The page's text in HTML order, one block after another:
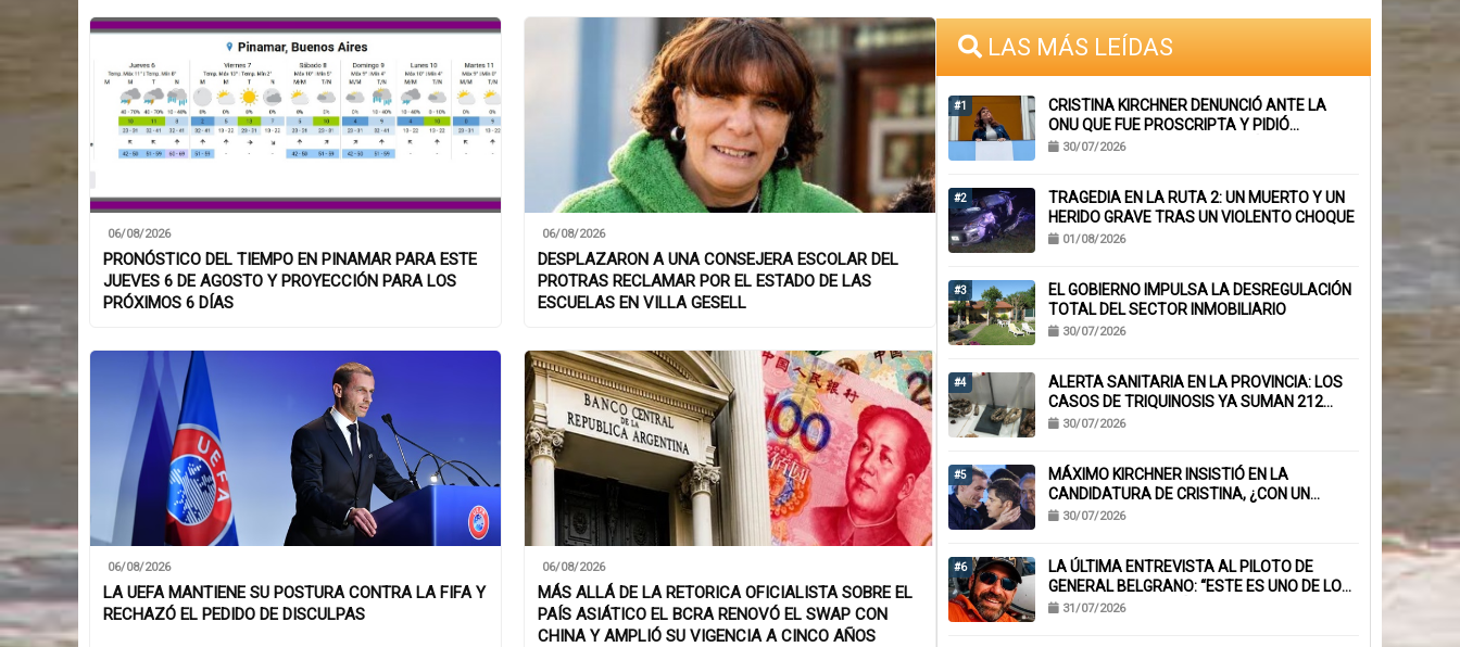
06/08/2026
PRONÓSTICO DEL TIEMPO EN PINAMAR PARA ESTE
JUEVES 6 DE AGOSTO Y PROYECCIÓN PARA LOS
PRÓXIMOS 6 DÍAS
06/08/2026
DESPLAZARON A UNA CONSEJERA ESCOLAR DEL
PROTRAS RECLAMAR POR EL ESTADO DE LAS
ESCUELAS EN VILLA GESELL
06/08/2026
LA UEFA MANTIENE SU POSTURA CONTRA LA FIFA Y
RECHAZÓ EL PEDIDO DE DISCULPAS
06/08/2026
MÁS ALLÁ DE LA RETORICA OFICIALISTA SOBRE EL
PAÍS ASIÁTICO EL BCRA RENOVÓ EL SWAP CON
CHINA Y AMPLIÓ SU VIGENCIA A CINCO AÑOS
LAS MÁS LEÍDAS
#1
CRISTINA KIRCHNER DENUNCIÓ ANTE LA
ONU QUE FUE PROSCRIPTA Y PIDIÓ
SUSPENDER SU INHABILITACIÓN PERPETUA
30/07/2026
#2
TRAGEDIA EN LA RUTA 2: UN MUERTO Y UN
HERIDO GRAVE TRAS UN VIOLENTO CHOQUE
01/08/2026
#3
EL GOBIERNO IMPULSA LA DESREGULACIÓN
TOTAL DEL SECTOR INMOBILIARIO
30/07/2026
#4
ALERTA SANITARIA EN LA PROVINCIA: LOS
CASOS DE TRIQUINOSIS YA SUMAN 212
CONFIRMADOS
30/07/2026
#5
MÁXIMO KIRCHNER INSISTIÓ EN LA
CANDIDATURA DE CRISTINA, ¿CON UN
MENSAJE A KICILLOF?: «PONE NERVIOSOS A
30/07/2026
#6
LA ÚLTIMA ENTREVISTA AL PILOTO DE
GENERAL BELGRANO: “ESTE ES UNO DE LOS
TRABAJOS CON MÁS RIESGO”
31/07/2026